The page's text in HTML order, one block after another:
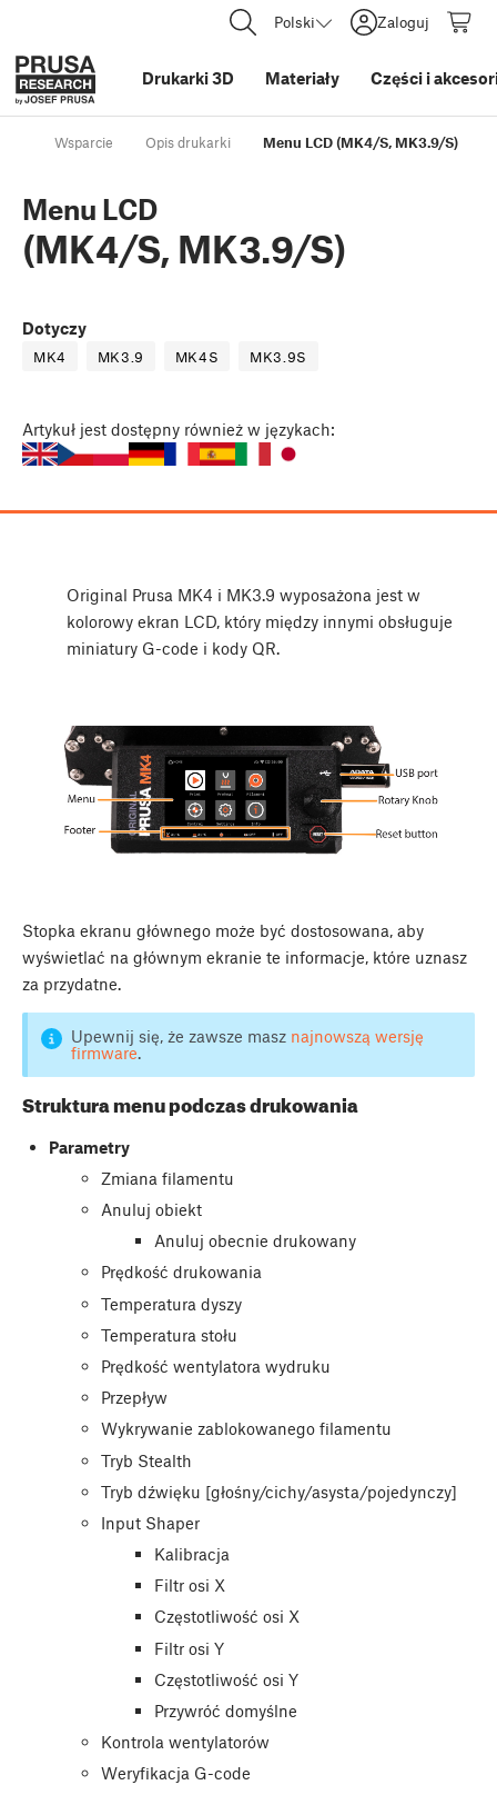
Polski Zaloguj
Drukarki 3D Materiały Części i
Wsparcie Opis drukarki Menu LCD (MK4/S, MK3.9/S)
Menu LCD
(MK4/S, MK3.9/S)
Dotyczy
MK4 MK3.9 MK4S MK3.9S
Artykuł jest dostępny również w językach:
Original Prusa MK4 i MK3.9 wyposażona jest w
kolorowy ekran LCD, który między innymi obsługuje
miniatury G-code i kody QR.
Stopka ekranu głównego może być dostosowana, aby
wyświetlać na głównym ekranie te informacje, które uznasz
za przydatne.
Upewnij się, że zawsze masz najnowszą wersję
firmware.
Struktura menu podczas drukowania
Parametry
Zmiana filamentu
Anuluj obiekt
Anuluj obecnie drukowany
Prędkość drukowania
Temperatura dyszy
Temperatura stołu
Prędkość wentylatora wydruku
Przepływ
Wykrywanie zablokowanego filamentu
Tryb Stealth
Tryb dźwięku [głośny/cichy/asysta/pojedynczy]
Input Shaper
Kalibracja
Filtr osi X
Częstotliwość osi X
Filtr osi Y
Częstotliwość osi Y
Przywróć domyślne
Kontrola wentylatorów
Weryfikacja G-code